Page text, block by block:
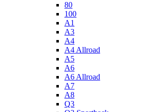
80
100
A1
A3
A4
A4 Allroad
A5
A6
A6 Allroad
A7
A8
Q3